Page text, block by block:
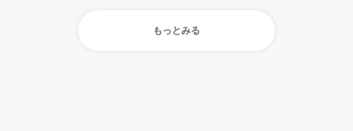
もっとみる